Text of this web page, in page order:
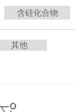
含硅化合物
其他